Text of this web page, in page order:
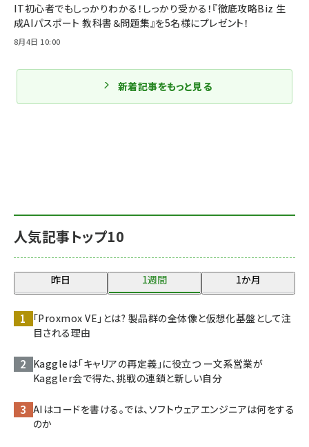
人気記事トップ10
昨日 1週間 1か月
「Proxmox VE」とは? 製品群の全体像と仮想化基盤として注
目される理由
Kaggleは「キャリアの再定義」に役立つ ー文系営業が
Kaggler会で得た、挑戦の連鎖と新しい自分
AIはコードを書ける。では、ソフトウェアエンジニアは何をする
のか
IT初心者でもしっかりわかる！しっかり受かる！『徹底攻略Biz 生
成AIパスポート 教科書＆問題集』を5名様にプレゼント！
8月4日 10:00
新着記事をもっと見る